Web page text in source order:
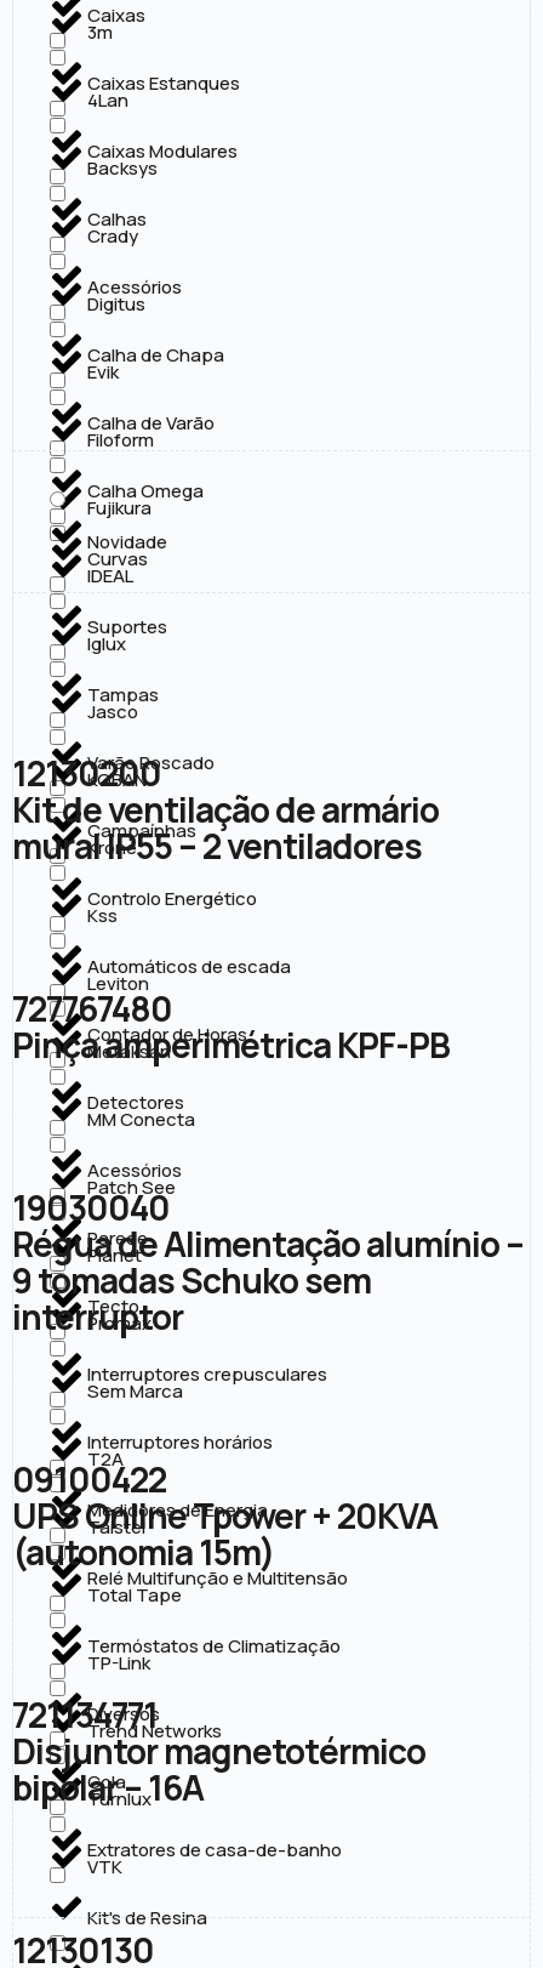
Caixas
Caixas Estanques
Caixas Modulares
Calhas
Acessórios
Calha de Chapa
Calha de Varão
Calha Omega
Curvas
Suportes
Tampas
Varão Roscado
Campaínhas
Controlo Energético
Automáticos de escada
Contador de Horas
Detectores
Acessórios
Parede
Tecto
Interruptores crepusculares
Interruptores horários
Medidores de Energia
Relé Multifunção e Multitensão
Termóstatos de Climatização
Diversos
Cola
Extratores de casa-de-banho
Kit's de Resina
3m
4Lan
Backsys
Crady
Digitus
Evik
Filoform
Fujikura
IDEAL
Iglux
Jasco
KOBAN
Krone
Kss
Leviton
Metaksan
MM Conecta
Patch See
Planet
Promax
Sem Marca
T2A
Taistel
Total Tape
TP-Link
Trend Networks
Turnlux
VTK
Novidade
12130200
Kit de ventilação de armário
mural IP55 – 2 ventiladores
727767480
Pinça amperimétrica KPF-PB
19030040
Régua de Alimentação alumínio –
9 tomadas Schuko sem
interruptor
09100422
UPS Online Tpower + 20KVA
(autonomia 15m)
721134771
Disjuntor magnetotérmico
bipolar – 16A
12130130